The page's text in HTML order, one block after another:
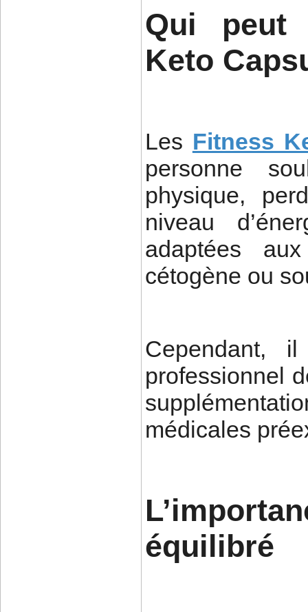
Qui peut
Keto
Les Fitness
personne
physique,
niveau
adaptées
cétogène ou
Cependant,
professionnel
médicales
équilibré